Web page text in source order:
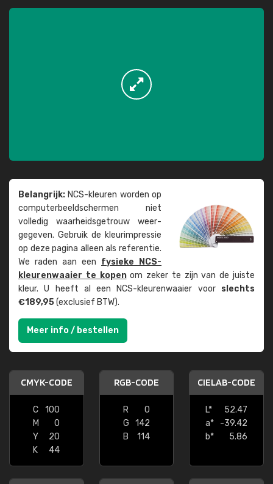
Belangrijk: NCS-kleuren worden op
computer­beeld­schermen niet
volledig waarheids­­getrouw weer­
gegeven. Gebruik de kleur­impressie
op deze pagina alleen als referentie.
We raden aan een fysieke NCS-
kleuren­waaier te kopenom zeker te zijn van de juiste
kleur. U heeft al een NCS-kleuren­waaier voor slechts
€189,95(exclusief BTW).
Meer info / bestellen
CMYK-CODE
C
100
M
0
Y
20
K
44
RGB-CODE
R
0
G
142
B
114
CIELAB-CODE
L*
52.47
a*
-39.42
b*
5.86